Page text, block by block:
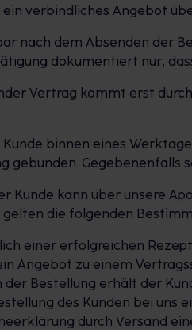
verbindliches Angebot
nach dem Absenden der
dokumentiert nur,
Vertrag kommt erst
Kunde binnen eines
gebunden.
Kunde kann über unsere
gelten die folgenden
einer erfolgreichen
Angebot zu einem
der Bestellung erhält der
des Kunden bei
durch Versand